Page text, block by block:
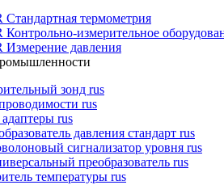
термометрия
измерительное
давления
зонд rus
rus
rus
давления стандарт rus
сигнализатор уровня rus
преобразователь rus
температуры rus